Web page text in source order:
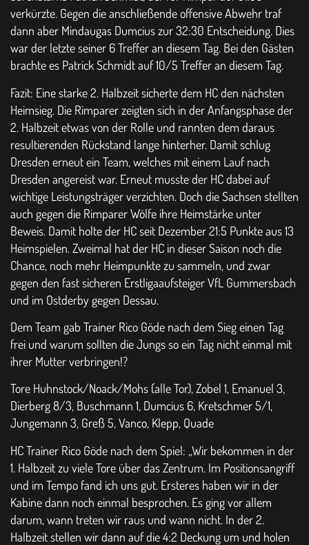
verkürzte. Gegen die anschließende offensive Abwehr traf
dann aber Mindaugas Dumcius zur 32:30 Entscheidung. Dies
war der letzte seiner 6 Treffer an diesem Tag. Bei den Gästen
brachte es Patrick Schmidt auf 10/5 Treffer an diesem Tag.
Fazit: Eine starke 2. Halbzeit sicherte dem HC den nächsten
Heimsieg. Die Rimparer zeigten sich in der Anfangsphase der
2. Halbzeit etwas von der Rolle und rannten dem daraus
resultierenden Rückstand lange hinterher. Damit schlug
Dresden erneut ein Team, welches mit einem Lauf nach
Dresden angereist war. Erneut musste der HC dabei auf
wichtige Leistungsträger verzichten. Doch die Sachsen stellten
auch gegen die Rimparer Wölfe ihre Heimstärke unter
Beweis. Damit holte der HC seit Dezember 21:5 Punkte aus 13
Heimspielen. Zweimal hat der HC in dieser Saison noch die
Chance, noch mehr Heimpunkte zu sammeln, und zwar
gegen den fast sicheren Erstligaaufsteiger VfL Gummersbach
und im Ostderby gegen Dessau.
Dem Team gab Trainer Rico Göde nach dem Sieg einen Tag
frei und warum sollten die Jungs so ein Tag nicht einmal mit
ihrer Mutter verbringen!?
Tore Huhnstock/Noack/Mohs (alle Tor), Zobel 1, Emanuel 3,
Dierberg 8/3, Buschmann 1, Dumcius 6, Kretschmer 5/1,
Jungemann 3, Greß 5, Vanco, Klepp, Quade
HC Trainer Rico Göde nach dem Spiel: „Wir bekommen in der
1. Halbzeit zu viele Tore über das Zentrum. Im Positionsangriff
und im Tempo fand ich uns gut. Ersteres haben wir in der
Kabine dann noch einmal besprochen. Es ging vor allem
darum, wann treten wir raus und wann nicht. In der 2.
Halbzeit stellen wir dann auf die 4:2 Deckung um und holen